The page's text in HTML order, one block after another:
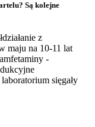
Są kolejne
z
maju na 10-11 lat
-
sięgały